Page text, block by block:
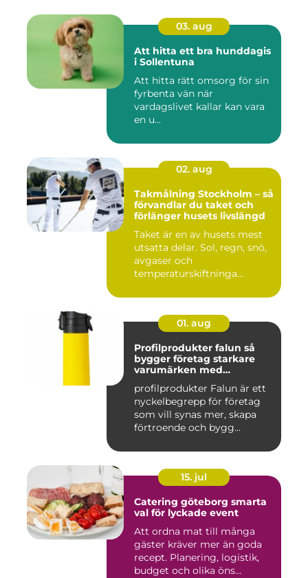
03. aug
Att hitta ett bra hunddagis
i Sollentuna
Att hitta rätt omsorg för sin
fyrbenta vän när
vardagslivet kallar kan vara
en u...
02. aug
Takmålning Stockholm – så
förvandlar du taket och
förlänger husets livslängd
Taket är en av husets mest
utsatta delar. Sol, regn, snö,
avgaser och
temperaturskiftninga...
01. aug
Profilprodukter falun så
bygger företag starkare
varumärken med
profilprodukter Falun är ett
nyckelbegrepp för företag
som vill synas mer, skapa
förtroende och bygg...
15. jul
Catering göteborg smarta
val för lyckade event
Att ordna mat till många
gäster kräver mer än goda
recept. Planering, logistik,
budget och olika öns...